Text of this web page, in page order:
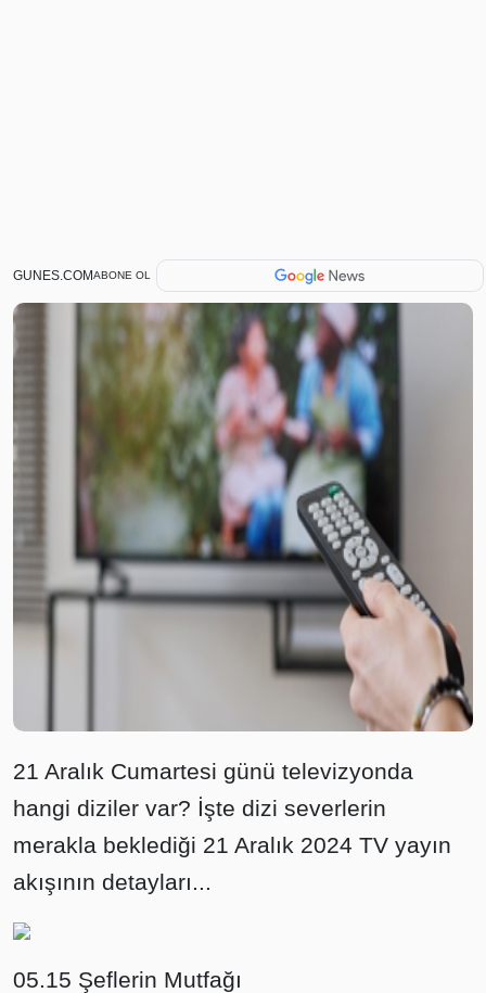
GUNES.COMABONE OL
21 Aralık Cumartesi günü televizyonda
hangi diziler var? İşte dizi severlerin
merakla beklediği 21 Aralık 2024 TV yayın
akışının detayları...
05.15 Şeflerin Mutfağı